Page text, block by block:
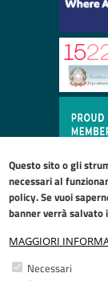
Questo sito o gli
necessari al
policy. Se vuoi
banner verrà
MAGGIORI
Necessari